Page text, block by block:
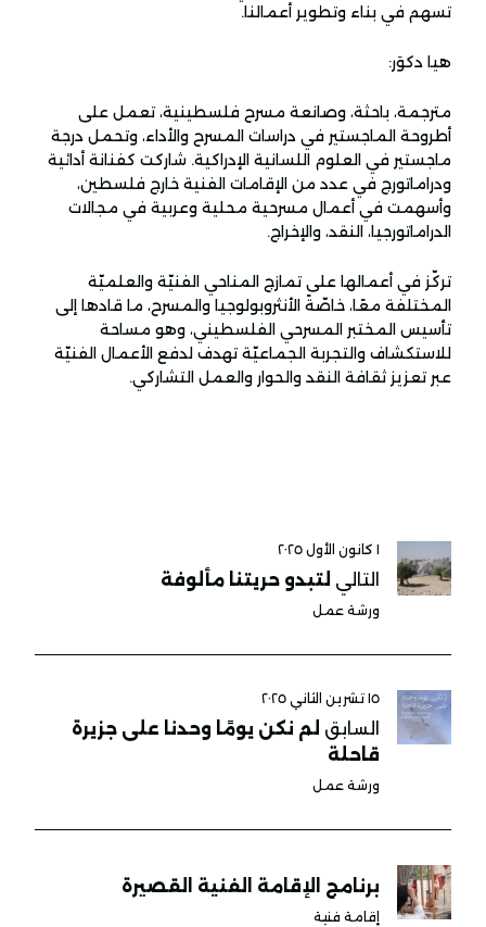
تسهم في بناء وتطوير أعمالنا.
هيا دكوَر:
مترجمة، باحثة، وصانعة مسرح فلسطينية، تعمل على
أطروحة الماجستير في دراسات المسرح والأداء، وتحمل درجة
ماجستير في العلوم اللسانية الإدراكية. شاركت كفنانة أدائية
ودراماتورج في عدد من الإقامات الفنية خارج فلسطين،
وأسهمت في أعمال مسرحية محلية وعربية في مجالات
الدراماتورجيا، النقد، والإخراج.
تركّز في أعمالها على تمازج المناحي الفنيّة والعلميّة
المختلفة معًا، خاصّةً الأنثروبولوجيا والمسرح، ما قادها إلى
تأسيس المختبر المسرحي الفلسطيني، وهو مساحة
للاستكشاف والتجربة الجماعيّة تهدف لدفع الأعمال الفنيّة
عبر تعزيز ثقافة النقد والحوار والعمل التشاركي.
التالي لتبدو حريتنا مألوفة
ورشة عمل
١٥ تشرين الثاني ٢٠٢٥
السابق لم نكن يومًا وحدنا على جزيرة
قاحلة
ورشة عمل
برنامج الإقامة الفنية القصيرة
إقامة فنية